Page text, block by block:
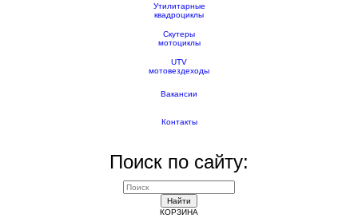
Утилитарные
квадроциклы
Скутеры
мотоциклы
UTV
мотовездеходы
Вакансии
Контакты
Поиск по сайту:
Найти
КОРЗИНА